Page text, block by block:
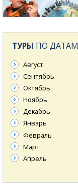
ТУРЫ ПО ДАТАМ
Август
Сентябрь
Октябрь
Ноябрь
Декабрь
Январь
Февраль
Март
Апрель